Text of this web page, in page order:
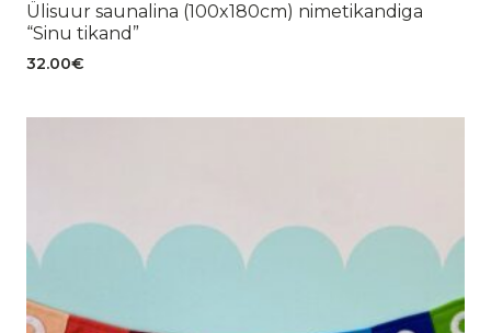
Ülisuur saunalina (100x180cm) nimetikandiga
“Sinu tikand”
32.00€